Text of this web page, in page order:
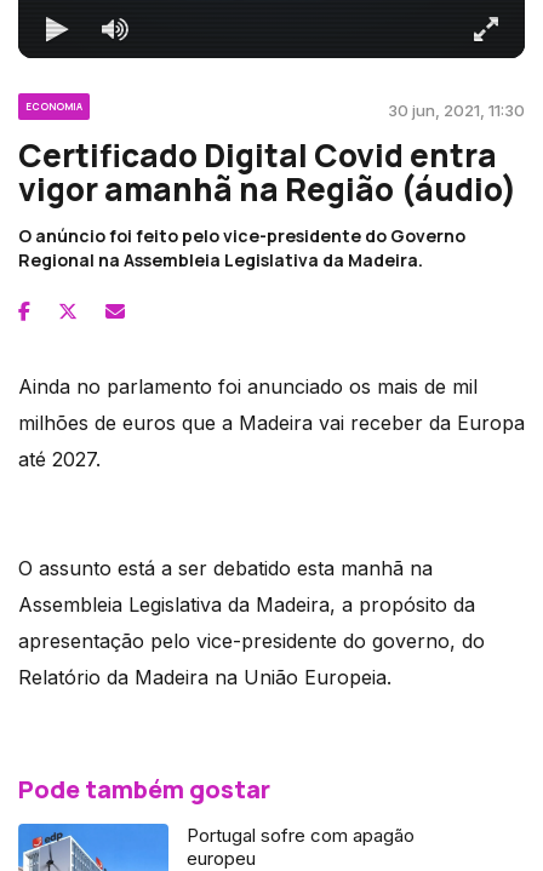
ECONOMIA 30 jun, 2021, 11:30
Certificado Digital Covid entra
vigor amanhã na Região (áudio)
O anúncio foi feito pelo vice-presidente do Governo
Regional na Assembleia Legislativa da Madeira.
Ainda no parlamento foi anunciado os mais de mil
milhões de euros que a Madeira vai receber da Europa
até 2027.
O assunto está a ser debatido esta manhã na
Assembleia Legislativa da Madeira, a propósito da
apresentação pelo vice-presidente do governo, do
Relatório da Madeira na União Europeia.
Pode também gostar
Portugal sofre com apagão
europeu